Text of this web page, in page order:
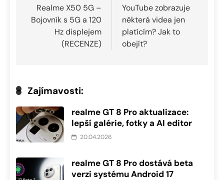
pro
příspěvek
Realme X50 5G –
Bojovník s 5G a 120
Hz displejem
(RECENZE)
YouTube zobrazuje
některá videa jen
platícím? Jak to
obejít?
Zajímavosti:
realme GT 8 Pro aktualizace:
lepší galérie, fotky a AI editor
20.04.2026
realme GT 8 Pro dostává beta
verzi systému Android 17